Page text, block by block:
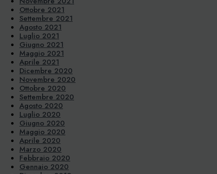
Ottobre 2021
Settembre 2021
Agosto 2021
Luglio 2021
Giugno 2021
Maggio 2021
Aprile 2021
Dicembre 2020
Novembre 2020
Ottobre 2020
Settembre 2020
Agosto 2020
Luglio 2020
Giugno 2020
Maggio 2020
Aprile 2020
Marzo 2020
Febbraio 2020
Gennaio 2020